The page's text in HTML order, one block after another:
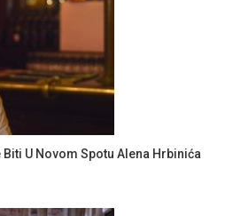
U Novom Spotu Alena Hrbinića